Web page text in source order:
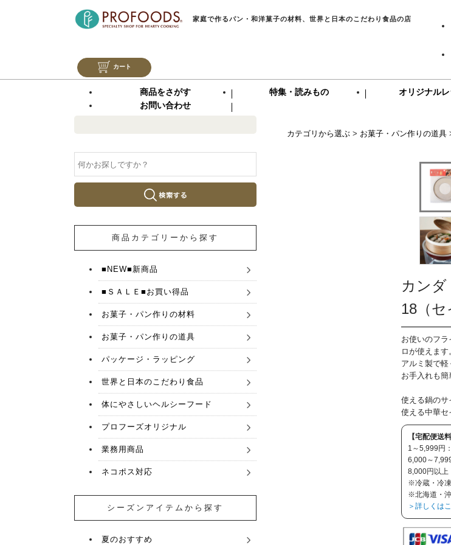
家庭で作るパン・和洋菓子の材料、世界と日本のこだわり食品の店
カート
商品をさがす 特集・読みもの オリジナル
お問い合わせ
カテゴリから選ぶ > お菓子・パン作りの道具
カンダ
18（セ
お使いのフ
ロが使えます。
アルミ製で
お手入れも簡
使える鍋のサ
使える中華セ
【宅配便送
1～5,999円
6,000～
8,000円以上
※冷蔵・冷凍
※北海道・沖
＞詳しくは
商品カテゴリーから探す
■NEW■新商品
■ＳＡＬＥ■お買い得品
お菓子・パン作りの材料
お菓子・パン作りの道具
パッケージ・ラッピング
世界と日本のこだわり食品
体にやさしいヘルシーフード
プロフーズオリジナル
業務用商品
ネコポス対応
シーズンアイテムから探す
夏のおすすめ